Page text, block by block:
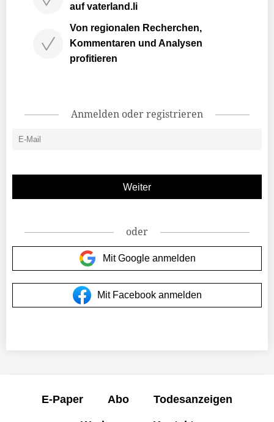
auf vaterland.li
Von regionalen Recherchen,
Kommentaren und Analysen
profitieren
Anmelden oder registrieren
oder
Mit Google anmelden
Mit Facebook anmelden
E-Paper Abo Todesanzeigen